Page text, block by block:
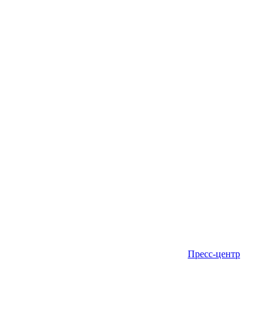
Пресс-центр